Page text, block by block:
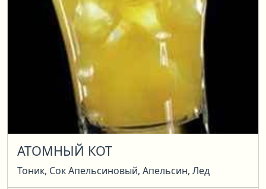
АТОМНЫЙ КОТ
Тоник, Сок Апельсиновый, Апельсин, Лед